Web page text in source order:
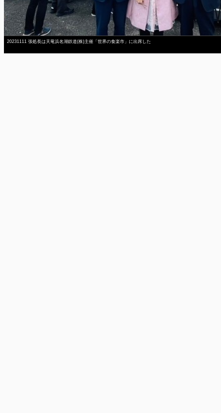
20231111 張処長は天竜浜名湖鉄道(株)主催「世界の食楽市」に出席した